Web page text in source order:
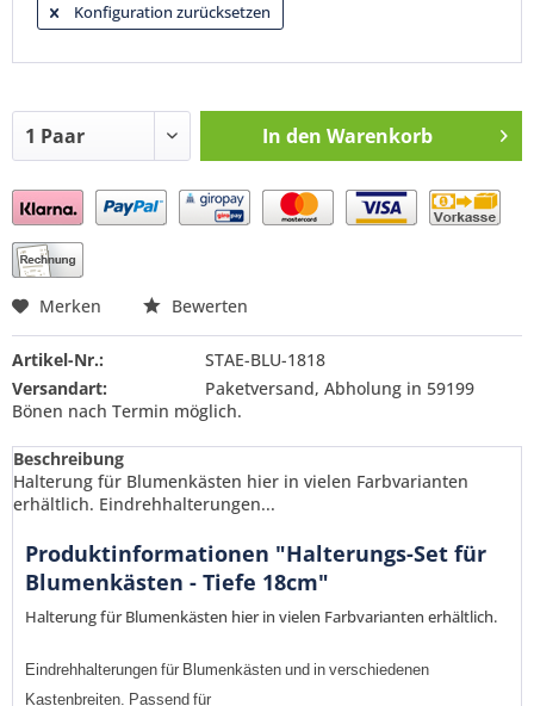
Konfiguration zurücksetzen
In den Warenkorb
Preis anfragen
Merken Bewerten
Artikel-Nr.:
STAE-BLU-1818
Versandart:
Paketversand, Abholung in 59199
Bönen nach Termin möglich.
Beschreibung
Halterung für Blumenkästen hier in vielen Farbvarianten
erhältlich. Eindrehhalterungen...
Produktinformationen "Halterungs-Set für
Blumenkästen - Tiefe 18cm"
Halterung für Blumenkästen hier in vielen Farbvarianten erhältlich.
Eindrehhalterungen für Blumenkästen und in verschiedenen
Kastenbreiten. Passend für